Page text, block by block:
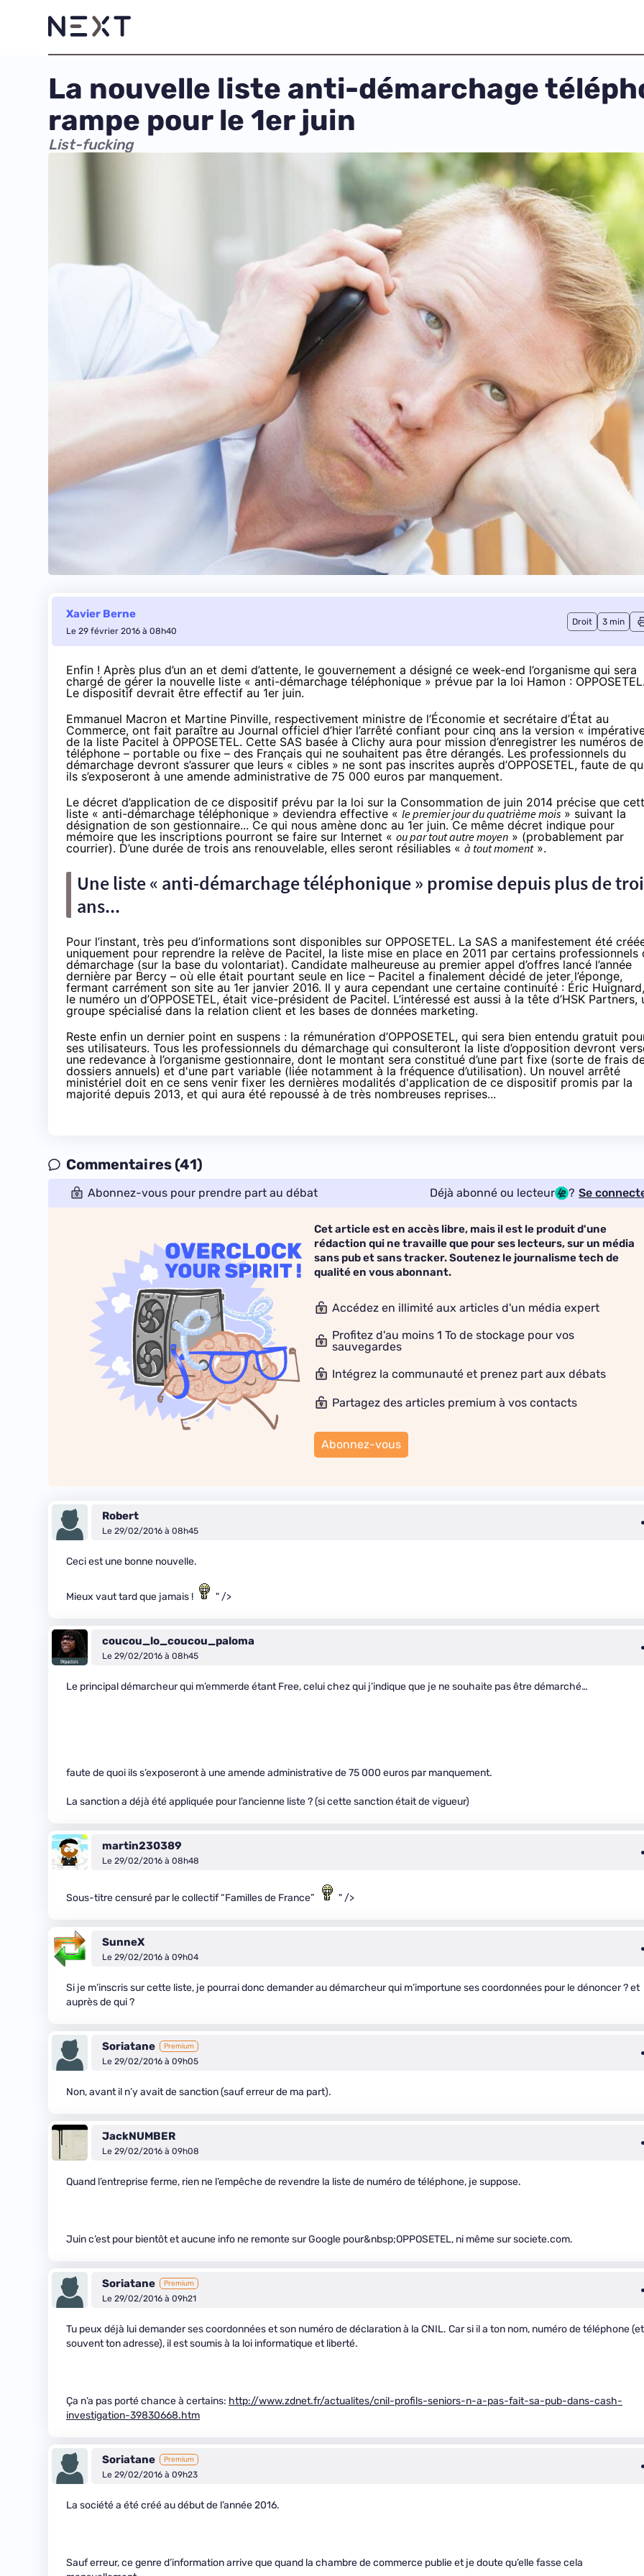
La nouvelle liste anti-démarchage
rampe pour le 1er juin
List-fucking
Xavier Berne
Le 29 février 2016 à 08h40
Droit 3 min
Enfin ! Après plus d’un an et demi d’attente, le gouvernement a désigné ce week-end l’organisme qui sera
chargé de gérer la nouvelle liste « anti-démarchage téléphonique » prévue par la loi Hamon : OPPOSETEL.
Le dispositif devrait être effectif au 1er juin.
Emmanuel Macron et Martine Pinville, respectivement ministre de l’Économie et secrétaire d’État au
Commerce, ont fait paraître au Journal officiel d’hier l’arrêté confiant pour cinq ans la version «
de la liste Pacitel à OPPOSETEL. Cette SAS basée à Clichy aura pour mission d’enregistrer les numéros de
téléphone – portable ou fixe – des Français qui ne souhaitent pas être dérangés. Les professionnels du
démarchage devront s’assurer que leurs « cibles » ne sont pas inscrites auprès d’OPPOSETEL, faute de
ils s’exposeront à une amende administrative de 75 000 euros par manquement.
Le décret d’application de ce dispositif prévu par la loi sur la Consommation de juin 2014 précise que
liste « anti-démarchage téléphonique » deviendra effective « le premier jour du quatrième mois » suivant la
désignation de son gestionnaire... Ce qui nous amène donc au 1er juin. Ce même décret indique pour
mémoire que les inscriptions pourront se faire sur Internet « ou par tout autre moyen » (probablement par
courrier). D’une durée de trois ans renouvelable, elles seront résiliables « à tout moment».
Une liste « anti-démarchage téléphonique » promise depuis plus de
ans...
Pour l’instant, très peu d’informations sont disponibles sur OPPOSETEL. La SAS a manifestement été
uniquement pour reprendre la relève de Pacitel, la liste mise en place en 2011 par certains professionnels
démarchage (sur la base du volontariat). Candidate malheureuse au premier appel d’offres lancé l’année
dernière par Bercy – où elle était pourtant seule en lice – Pacitel a finalement décidé de jeter l’éponge,
fermant carrément son site au 1er janvier 2016. Il y aura cependant une certaine continuité : Éric Huignard,
le numéro un d’OPPOSETEL, était vice-président de Pacitel. L’intéressé est aussi à la tête d’HSK Partners,
groupe spécialisé dans la relation client et les bases de données marketing.
Reste enfin un dernier point en suspens : la rémunération d’OPPOSETEL, qui sera bien entendu gratuit
ses utilisateurs. Tous les professionnels du démarchage qui consulteront la liste d’opposition devront
une redevance à l’organisme gestionnaire, dont le montant sera constitué d’une part fixe (sorte de frais
dossiers annuels) et d'une part variable (liée notamment à la fréquence d’utilisation). Un nouvel arrêté
ministériel doit en ce sens venir fixer les dernières modalités d'application de ce dispositif promis par la
majorité depuis 2013, et qui aura été repoussé à de très nombreuses reprises...
Commentaires (41)
Abonnez-vous pour prendre part au débat Déjà abonné ou lecteur ? Se
Cet article est en accès libre, mais il est le produit d'une
rédaction qui ne travaille que pour ses lecteurs, sur un média
sans pub et sans tracker. Soutenez le journalisme tech de
qualité en vous abonnant.
Accédez en illimité aux articles d'un média expert
Profitez d'au moins 1 To de stockage pour vos
sauvegardes
Intégrez la communauté et prenez part aux débats
Partagez des articles premium à vos contacts
Abonnez-vous
Robert
Le 29/02/2016 à 08h45
Ceci est une bonne nouvelle.
Mieux vaut tard que jamais ! " />
coucou_lo_coucou_paloma
Le 29/02/2016 à 08h45
Le principal démarcheur qui m’emmerde étant Free, celui chez qui j’indique que je ne souhaite pas être démarché…
faute de quoi ils s’exposeront à une amende administrative de 75 000 euros par manquement.
La sanction a déjà été appliquée pour l’ancienne liste ? (si cette sanction était de vigueur)
martin230389
Le 29/02/2016 à 08h48
Sous-titre censuré par le collectif “Familles de France” " />
SunneX
Le 29/02/2016 à 09h04
Si je m’inscris sur cette liste, je pourrai donc demander au démarcheur qui m’importune ses coordonnées pour le dénoncer ? et
auprès de qui ?
Soriatane Premium
Le 29/02/2016 à 09h05
Non, avant il n’y avait de sanction (sauf erreur de ma part).
JackNUMBER
Le 29/02/2016 à 09h08
Quand l’entreprise ferme, rien ne l’empêche de revendre la liste de numéro de téléphone, je suppose.
Juin c’est pour bientôt et aucune info ne remonte sur Google pour&nbsp;OPPOSETEL, ni même sur societe.com.
Soriatane Premium
Le 29/02/2016 à 09h21
Tu peux déjà lui demander ses coordonnées et son numéro de déclaration à la CNIL. Car si il a ton nom, numéro de téléphone (et
souvent ton adresse), il est soumis à la loi informatique et liberté.
Ça n’a pas porté chance à certains: http://www.zdnet.fr/actualites/cnil-profils-seniors-n-a-pas-fait-sa-pub-dans-cash-
investigation-39830668.htm
Soriatane Premium
Le 29/02/2016 à 09h23
La société a été créé au début de l’année 2016.
Sauf erreur, ce genre d’information arrive que quand la chambre de commerce publie et je doute qu’elle fasse cela